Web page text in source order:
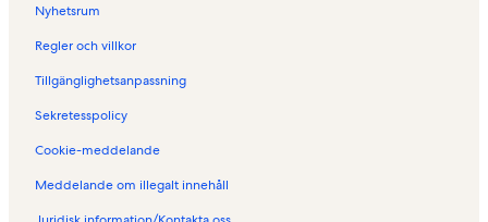
Nyhetsrum
Regler och villkor
Tillgänglighetsanpassning
Sekretesspolicy
Cookie-meddelande
Meddelande om illegalt innehåll